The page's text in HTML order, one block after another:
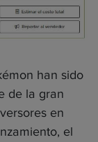
han sido
de la gran
en
el